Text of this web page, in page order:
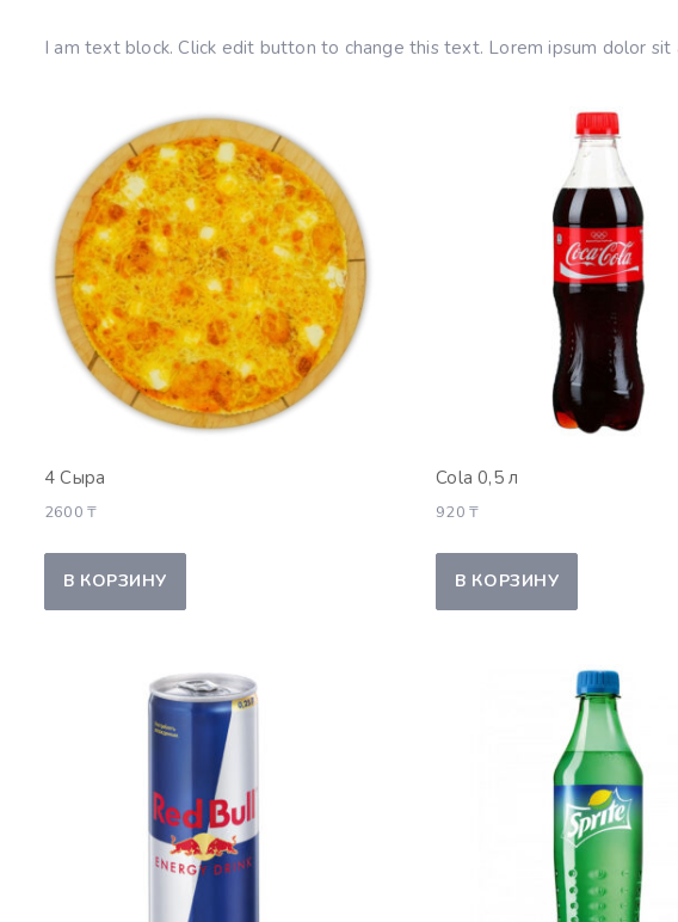
I am text block. Click edit button to change this text. Lorem ipsum dolor
4 Сыра
2600 ₸
В КОРЗИНУ
Cola 0,5 л
920₸
В КОРЗИНУ